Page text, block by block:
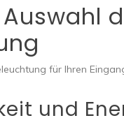
für Ihren
und